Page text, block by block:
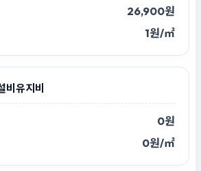
26,900원
1원/㎡
비유지비
0원
0원/㎡